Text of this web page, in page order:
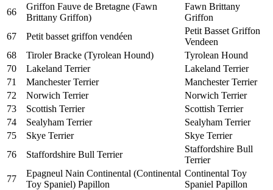
66
Griffon Fauve de Bretagne (Fawn
Brittany Griffon)
Fawn Brittany
Griffon
67
Petit basset griffon vendéen
Petit Basset Griffon
Vendeen
68
Tiroler Bracke (Tyrolean Hound)
Tyrolean Hound
70
Lakeland Terrier
Lakeland Terrier
71
Manchester Terrier
Manchester Terrier
72
Norwich Terrier
Norwich Terrier
73
Scottish Terrier
Scottish Terrier
74
Sealyham Terrier
Sealyham Terrier
75
Skye Terrier
Skye Terrier
76
Staffordshire Bull Terrier
Staffordshire Bull
Terrier
77
Epagneul Nain Continental (Continental
Toy Spaniel) Papillon
Continental Toy
Spaniel Papillon